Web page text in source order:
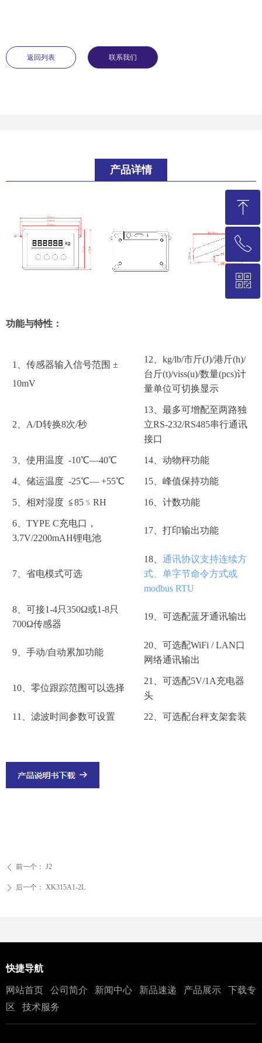
返回列表 联系我们
产品详情
功能与特性：
1、传感器输入信号范围 ±
10mV
12、kg/lb/市斤(J)/港斤(h)/
台斤(t)/viss(u)/数量(pcs)计
量单位可切换显示
2、A/D转换8次/秒
13、最多可增配至两路独
立RS-232/RS485串行通讯
接口
3、使用温度 -10℃—40℃ 14、动物秤功能
4、储运温度 -25℃— +55℃ 15、峰值保持功能
5、相对湿度 ≦85﹪RH 16、计数功能
6、TYPE C充电口，
3.7V/2200mAH锂电池
17、打印输出功能
7、省电模式可选
18、 通讯协议支持连续方
式、单字节命令方式或
modbus RTU
8、可接1-4只350Ω或1-8只
700Ω传感器
19、可选配蓝牙通讯输出
9、手动/自动累加功能
20、可选配WiFi / LAN口
网络通讯输出
10、零位跟踪范围可以选择
21、可选配5V/1A充电器
头
11、滤波时间参数可设置 22、可选配台秤支架套装
ꄴ 前一个： J2
ꄲ 后一个： XK315A1-2L
快捷导航
网站首页 公司简介 新闻中心 新品速递 产品展示
下载专
区
技术服务
ꁸ
回到顶部
ꂅ
021-58235786
ꀥ